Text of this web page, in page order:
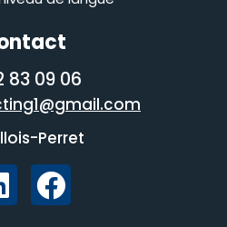
06 09 83 12 15
Perret